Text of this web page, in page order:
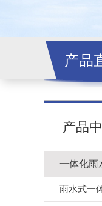
产品
产品
一体化雨
雨水式一